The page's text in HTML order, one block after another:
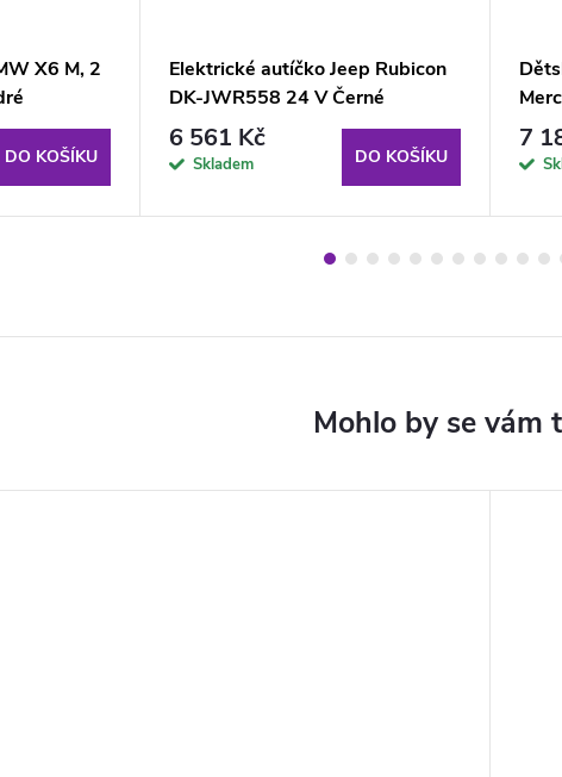
X6 M, 2
DO KOŠÍKU
Elektrické autíčko Jeep Rubicon
DK-JWR558 24 V Černé
6 561 Kč
Skladem DO KOŠÍKU
7